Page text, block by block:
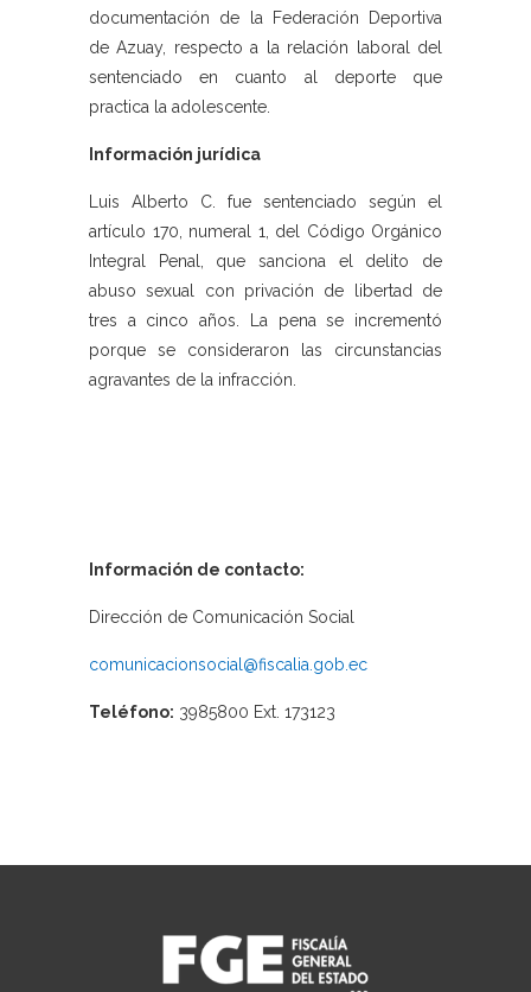
documentación de la Federación Deportiva
de Azuay, respecto a la relación laboral del
sentenciado en cuanto al deporte que
practica la adolescente.
Información jurídica
Luis Alberto C. fue sentenciado según el
artículo 170, numeral 1, del Código Orgánico
Integral Penal, que sanciona el delito de
abuso sexual con privación de libertad de
tres a cinco años. La pena se incrementó
porque se consideraron las circunstancias
agravantes de la infracción.
Información de contacto:
Dirección de Comunicación Social
comunicacionsocial@fiscalia.gob.ec
Teléfono: 3985800 Ext. 173123